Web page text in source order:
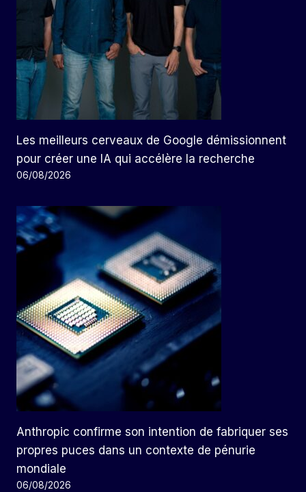
Les meilleurs cerveaux de Google démissionnent
pour créer une IA qui accélère la recherche
06/08/2026
Anthropic confirme son intention de fabriquer ses
propres puces dans un contexte de pénurie
mondiale
06/08/2026